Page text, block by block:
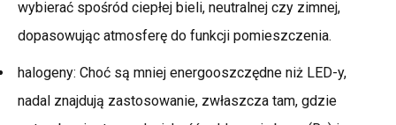
wybierać spośród ciepłej bieli, neutralnej czy zimnej,
dopasowując atmosferę do funkcji pomieszczenia.
halogeny: Choć są mniej energooszczędne niż LED-y,
nadal znajdują zastosowanie, zwłaszcza tam, gdzie